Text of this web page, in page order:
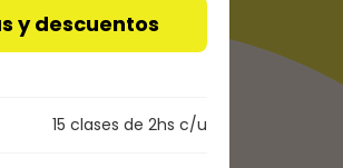
y descuentos
15 clases de 2hs c/u